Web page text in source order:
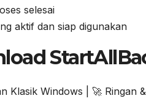
selesai
aktif dan siap digunakan
Klasik Windows | 🚀 Ringan